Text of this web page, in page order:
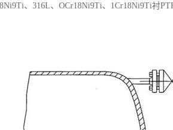
、316L、OCr18Ni9Ti、1Cr18Ni9Ti衬